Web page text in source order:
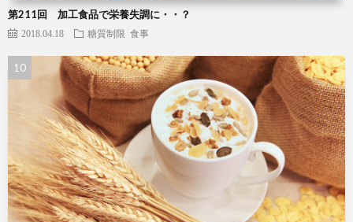
第211回 加工食品で栄養失調に・・？
2018.04.18 糖質制限 食事